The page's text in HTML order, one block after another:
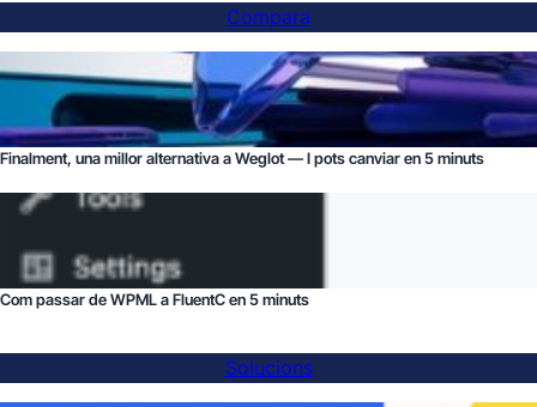
Compara
Finalment, una millor alternativa a Weglot — I pots canviar en 5 minuts
Com passar de WPML a FluentC en 5 minuts
Solucions